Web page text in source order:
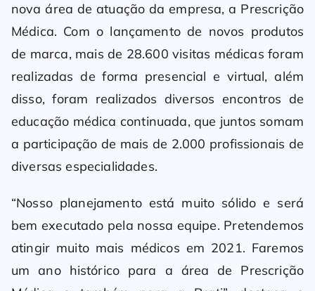
nova área de atuação da empresa, a Prescrição
Médica. Com o lançamento de novos produtos
de marca, mais de 28.600 visitas médicas foram
realizadas de forma presencial e virtual, além
disso, foram realizados diversos encontros de
educação médica continuada, que juntos somam
a participação de mais de 2.000 profissionais de
diversas especialidades.
“Nosso planejamento está muito sólido e será
bem executado pela nossa equipe. Pretendemos
atingir muito mais médicos em 2021. Faremos
um ano histórico para a área de Prescrição